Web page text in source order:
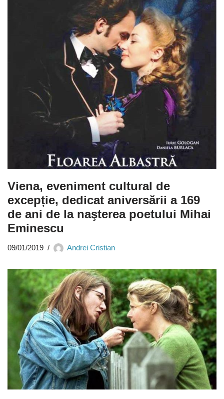
Viena, eveniment cultural de
excepție, dedicat aniversării a 169
de ani de la naşterea poetului Mihai
Eminescu
09/01/2019 Andrei Cristian